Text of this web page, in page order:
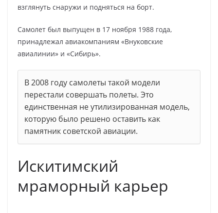
взглянуть снаружи и подняться на борт.
Самолет был выпущен в 17 ноября 1988 года,
принадлежал авиакомпаниям «Внуковские
авиалинии» и «Сибирь».
В 2008 году самолеты такой модели
перестали совершать полеты. Это
единственная не утилизированная модель,
которую было решено оставить как
памятник советской авиации.
Искитимский
мраморный карьер